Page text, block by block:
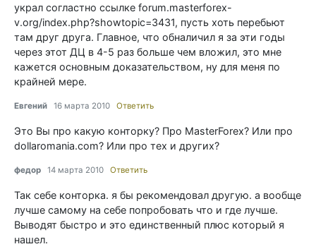
украл согластно ссылке forum.masterforex-
v.org/index.php?showtopic=3431, пусть хоть перебьют
там друг друга. Главное, что обналичил я за эти годы
через этот ДЦ в 4-5 раз больше чем вложил, это мне
кажется основным доказательством, ну для меня по
крайней мере.
Евгений 16 марта 2010 Ответить
Это Вы про какую конторку? Про MasterForex? Или про
dollaromania.com? Или про тех и других?
федор 14 марта 2010 Ответить
Так себе конторка. я бы рекомендовал другую. а вообще
лучше самому на себе попробовать что и где лучше.
Выводят быстро и это единственный плюс который я
нашел.